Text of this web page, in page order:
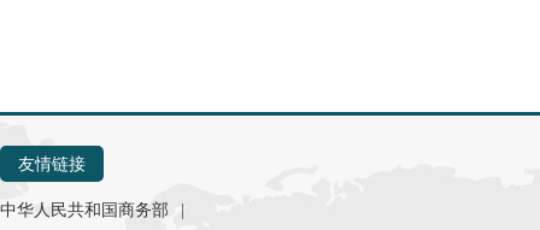
友情链接
中华人民共和国商务部